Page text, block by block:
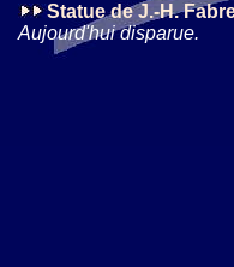
Statue de J.-H.
Aujourd'hui disparue.